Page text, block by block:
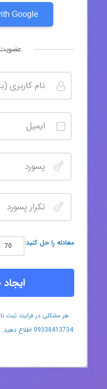
Google
عضویت
:معادله را حل کنید
هر مشکلی در فرایند ثبت
09338413734